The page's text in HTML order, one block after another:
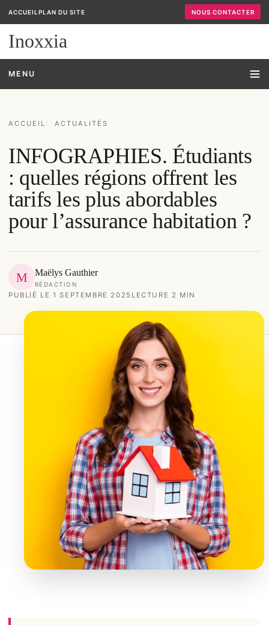
ACCUEIL PLAN DU SITE NOUS CONTACTER
Inoxxia
MENU
ACCUEIL ACTUALITÉS
INFOGRAPHIES. Étudiants
: quelles régions offrent les
tarifs les plus abordables
pour l’assurance habitation ?
M Maëlys Gauthier
RÉDACTION
PUBLIÉ LE 1 SEPTEMBRE 2025 LECTURE 2 MIN